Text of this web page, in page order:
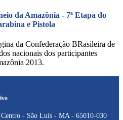
da Amazônia - 7ª Etapa do
e Pistola
da Confederação BRasileira de
nacionais dos participantes
2013.
- São Luís - MA - 65010-030